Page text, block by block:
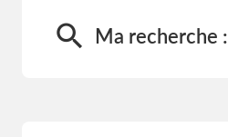
Ma recherche :